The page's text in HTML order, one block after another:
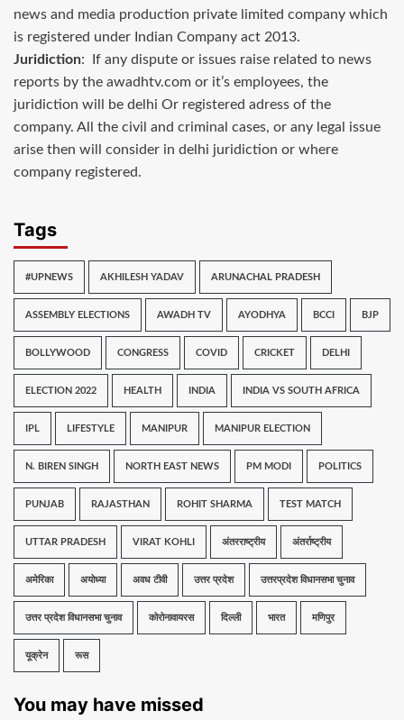
news and media production private limited company which
is registered under Indian Company act 2013.
Juridiction: If any dispute or issues raise related to news
reports by the awadhtv.com or it’s employees, the
juridiction will be delhi Or registered adress of the
company. All the civil and criminal cases, or any legal issue
arise then will consider in delhi juridiction or where
company registered.
Tags
#UPNEWS AKHILESH YADAV ARUNACHAL PRADESH
ASSEMBLY ELECTIONS AWADH TV AYODHYA BCCI BJP
BOLLYWOOD CONGRESS COVID CRICKET DELHI
ELECTION 2022 HEALTH INDIA INDIA VS SOUTH AFRICA
IPL LIFESTYLE MANIPUR MANIPUR ELECTION
N. BIREN SINGH NORTH EAST NEWS PM MODI POLITICS
PUNJAB RAJASTHAN ROHIT SHARMA TEST MATCH
UTTAR PRADESH VIRAT KOHLI अंतरराष्ट्रीय अंतर्राष्ट्रीय
अमेरिका अयोध्या अवध टीवी उत्तर प्रदेश उत्तरप्रदेश विधानसभा चुनाव
उत्तर प्रदेश विधानसभा चुनाव कोरोनावायरस दिल्ली भारत मणिपुर
यूक्रेन रूस
You may have missed